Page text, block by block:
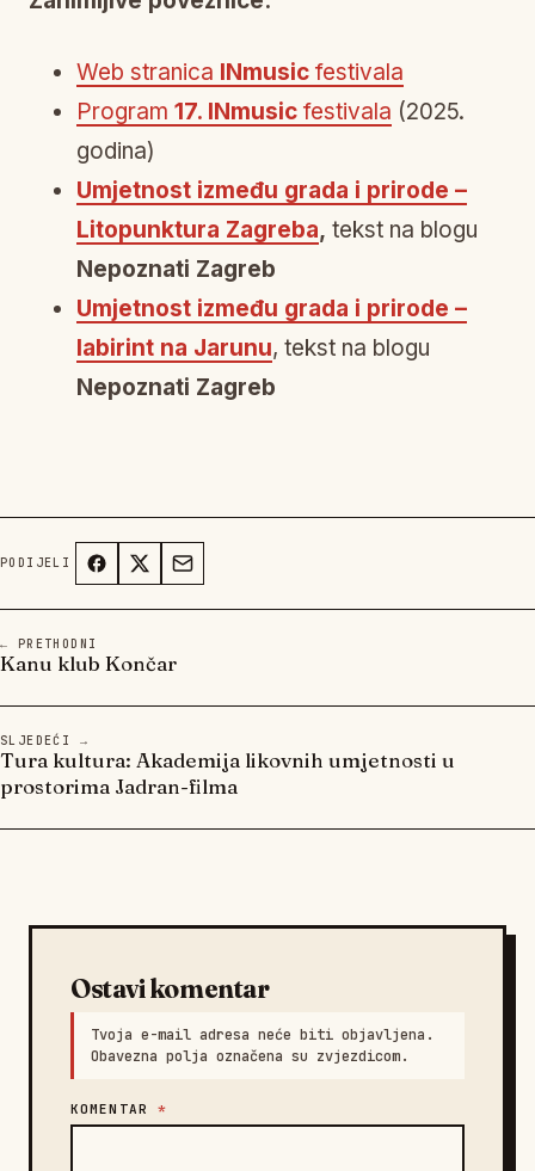
Web stranica INmusic festivala
Program 17. INmusic festivala (2025.
godina)
Umjetnost između grada i prirode –
Litopunktura Zagreba, tekst na blogu
Nepoznati Zagreb
Umjetnost između grada i prirode –
labirint na Jarunu, tekst na blogu
Nepoznati Zagreb
PODIJELI
← PRETHODNI
Kanu klub Končar
SLJEDEĆI →
Tura kultura: Akademija likovnih umjetnosti u
prostorima Jadran-filma
Ostavi komentar
Tvoja e-mail adresa neće biti objavljena.
Obavezna polja označena su zvjezdicom.
KOMENTAR *